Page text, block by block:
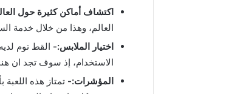
اكتشاف أماكن كثيرة حول
العالم، وهذا من خلال خدمة
اختيار الملابس:- القط توم
الاستخدام، إذ سوف تجد ان
المؤشرات:- تمتاز هذه